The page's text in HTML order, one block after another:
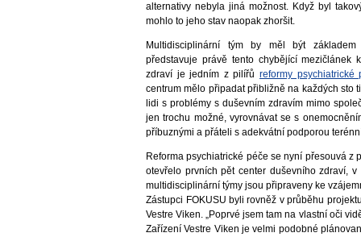
alternativy nebyla jiná možnost. Když byl
mohlo to jeho stav naopak zhoršit.
Multidisciplinární tým by měl být
představuje právě tento chybějící mezičlánek
zdraví je jedním z pilířů reformy psychiatrické
centrum mělo připadat přibližně na každých sto
lidi s problémy s duševním zdravím mimo
jen trochu možné, vyrovnávat se s
příbuznými a přáteli s adekvátní podporou
Reforma psychiatrické péče se nyní přesouvá
otevřelo prvních pět center duševního zdraví,
multidisciplinární týmy jsou připraveny ke
Zástupci FOKUSU byli rovněž v průběhu
Vestre Viken. „Poprvé jsem tam na vlastní oči
Zařízení Vestre Viken je velmi podobné